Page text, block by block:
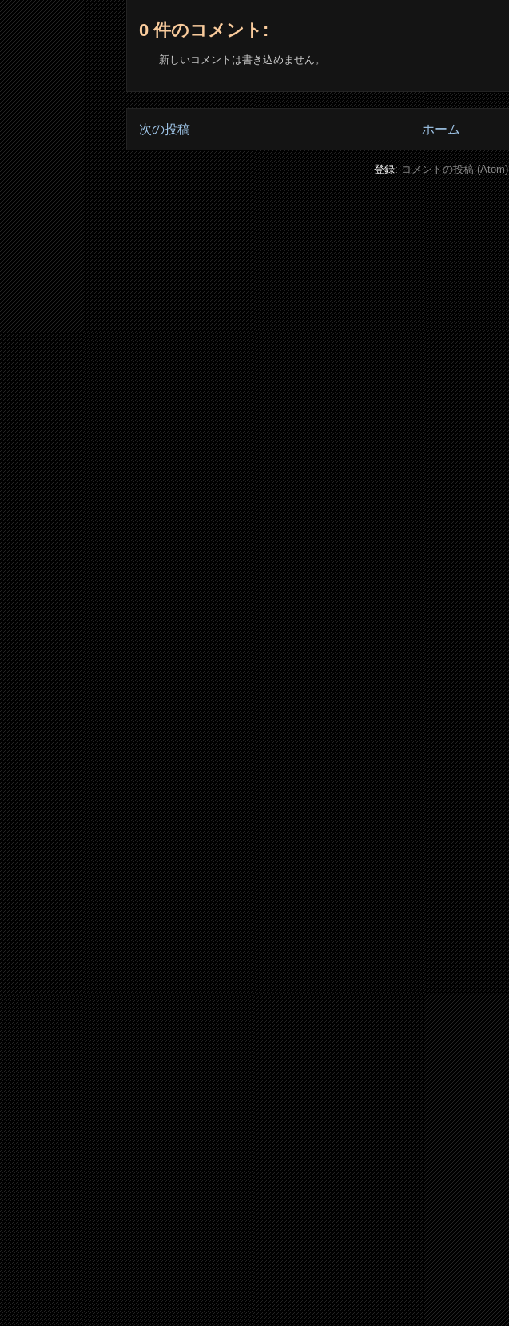
0 件のコメント:
新しいコメントは書き込めません。
次の投稿 ホーム
登録:コメントの投稿 (Atom)